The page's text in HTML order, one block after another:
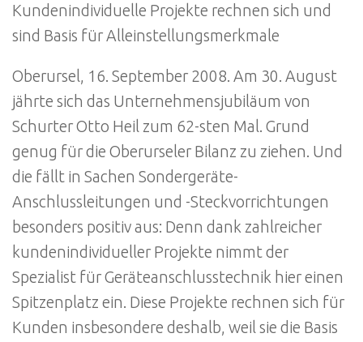
Kundenindividuelle Projekte rechnen sich und
sind Basis für Alleinstellungsmerkmale
Oberursel, 16. September 2008. Am 30. August
jährte sich das Unternehmensjubiläum von
Schurter Otto Heil zum 62-sten Mal. Grund
genug für die Oberurseler Bilanz zu ziehen. Und
die fällt in Sachen Sondergeräte-
Anschlussleitungen und -Steckvorrichtungen
besonders positiv aus: Denn dank zahlreicher
kundenindividueller Projekte nimmt der
Spezialist für Geräteanschlusstechnik hier einen
Spitzenplatz ein. Diese Projekte rechnen sich für
Kunden insbesondere deshalb, weil sie die Basis